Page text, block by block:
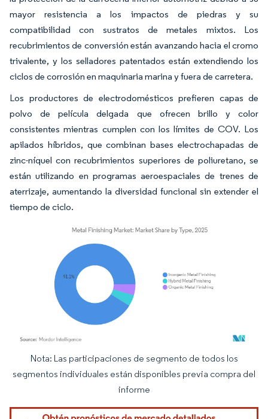
mayor resistencia a los impactos de piedras y su
compatibilidad con sustratos de metales mixtos. Los
recubrimientos de conversión están avanzando hacia el cromo
trivalente, y los selladores patentados están extendiendo los
ciclos de corrosión en maquinaria marina y fuera de carretera.
Los productores de electrodomésticos prefieren capas de
polvo de película delgada que ofrecen brillo y color
consistentes mientras cumplen con los límites de COV. Los
apilados híbridos, que combinan bases electrochapadas de
zinc-níquel con recubrimientos superiores de poliuretano, se
están utilizando en programas aeroespaciales de trenes de
aterrizaje, aumentando la diversidad funcional sin extender el
tiempo de ciclo.
Imagen © Mordor Intelligence. El uso requiere atribución según CC BY 4.0.
Nota: Las participaciones de segmento de todos los
segmentos individuales están disponibles previa compra del
informe